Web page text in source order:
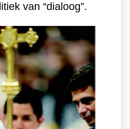
van “dialoog”.